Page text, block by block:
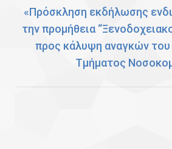
Next
«Πρόσκληση εκδήλωσης
την προμήθεια
προς κάλυψη αναγκών του
Τμήματος